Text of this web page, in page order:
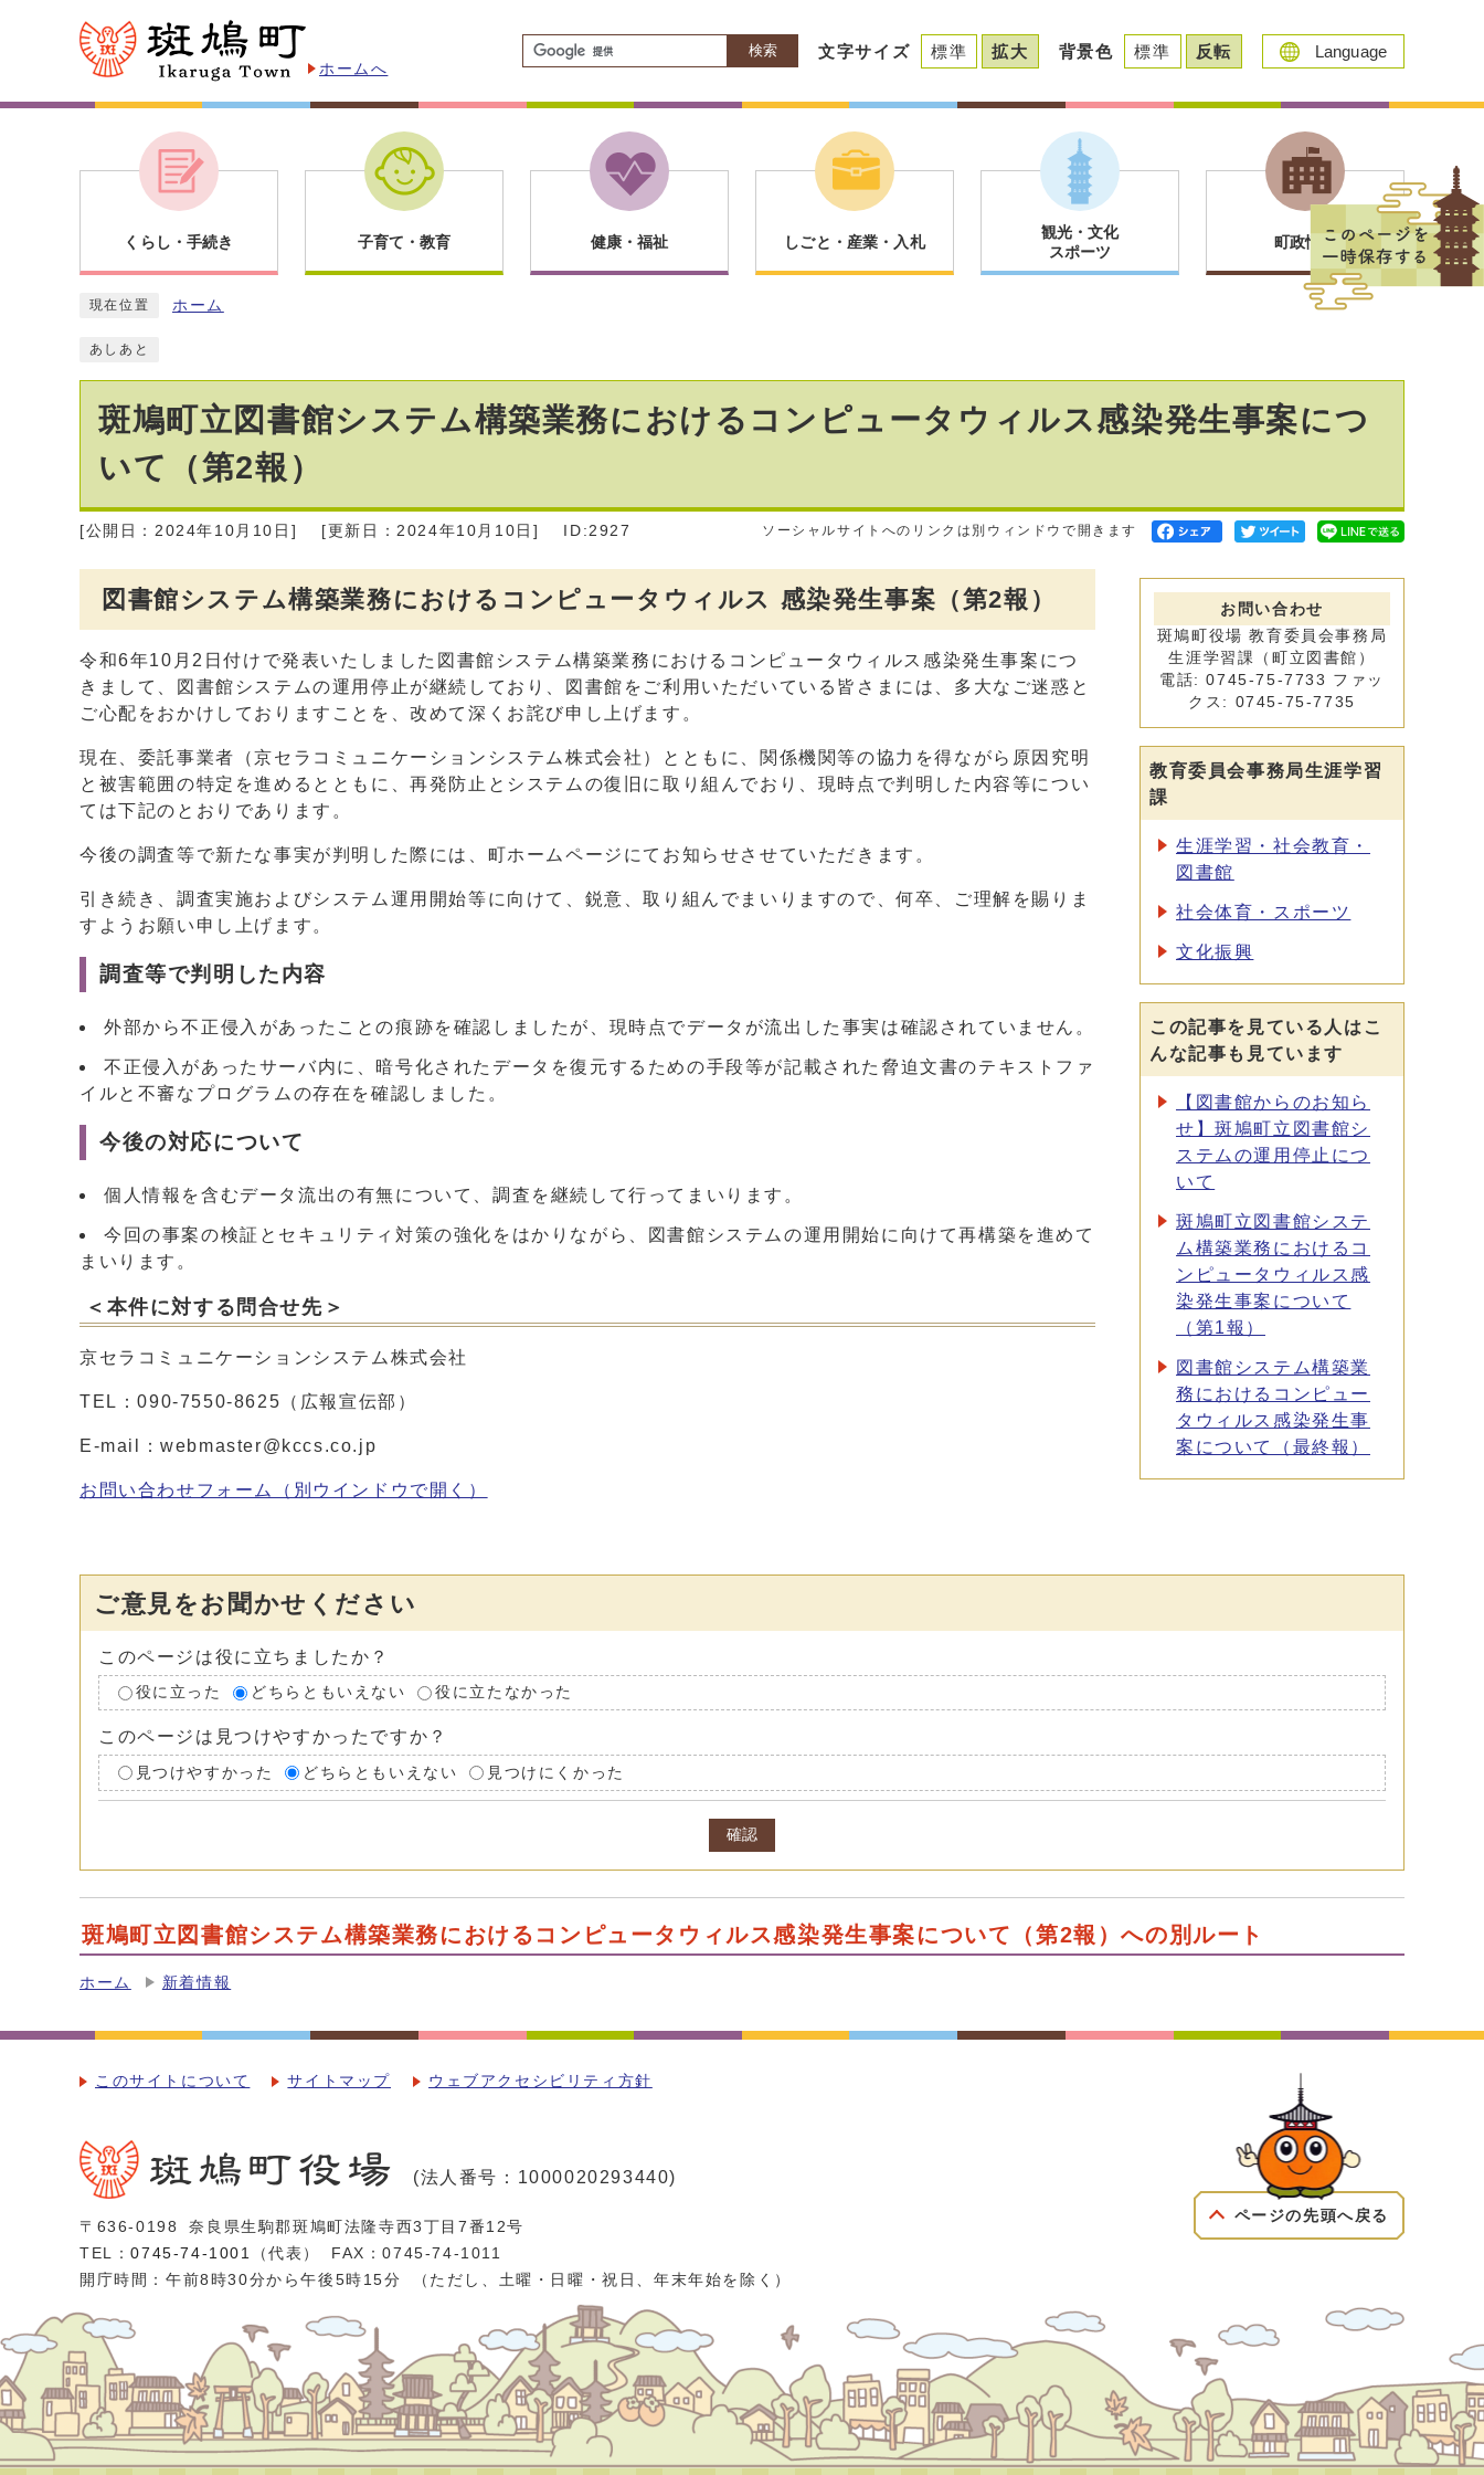
ホームへ
検索 文字サイズ 標準 拡大 背景色 標準 反転 Language
くらし・手続き 子育て・教育 健康・福祉 しごと・産業・入札
観光・文化
スポーツ
町政情報
現在位置 ホーム
あしあと
斑鳩町立図書館システム構築業務におけるコンピュータウィルス感染発生事案につ
いて（第2報）
[公開日：2024年10月10日] [更新日：2024年10月10日] ID:2927 ソーシャルサイトへのリンクは別ウィンドウで開きます
図書館システム構築業務におけるコンピュータウィルス 感染発生事案（第2報）
令和6年10月2日付けで発表いたしました図書館システム構築業務におけるコンピュータウィルス感染発生事案につ
きまして、図書館システムの運用停止が継続しており、図書館をご利用いただいている皆さまには、多大なご迷惑と
ご心配をおかけしておりますことを、改めて深くお詫び申し上げます。
現在、委託事業者（京セラコミュニケーションシステム株式会社）とともに、関係機関等の協力を得ながら原因究明
と被害範囲の特定を進めるとともに、再発防止とシステムの復旧に取り組んでおり、現時点で判明した内容等につい
ては下記のとおりであります。
今後の調査等で新たな事実が判明した際には、町ホームページにてお知らせさせていただきます。
引き続き、調査実施およびシステム運用開始等に向けて、鋭意、取り組んでまいりますので、何卒、ご理解を賜りま
すようお願い申し上げます。
調査等で判明した内容
外部から不正侵入があったことの痕跡を確認しましたが、現時点でデータが流出した事実は確認されていません。
不正侵入があったサーバ内に、暗号化されたデータを復元するための手段等が記載された脅迫文書のテキストファ
イルと不審なプログラムの存在を確認しました。
今後の対応について
個人情報を含むデータ流出の有無について、調査を継続して行ってまいります。
今回の事案の検証とセキュリティ対策の強化をはかりながら、図書館システムの運用開始に向けて再構築を進めて
まいります。
＜本件に対する問合せ先＞
京セラコミュニケーションシステム株式会社
TEL：090-7550-8625（広報宣伝部）
E-mail：webmaster@kccs.co.jp
お問い合わせフォーム （別ウインドウで開く）
お問い合わせ
斑鳩町役場 教育委員会事務局
生涯学習課（町立図書館）
電話: 0745-75-7733 ファッ
クス: 0745-75-7735
教育委員会事務局生涯学習
課
生涯学習・社会教育・
図書館
社会体育・スポーツ
文化振興
この記事を見ている人はこ
んな記事も見ています
【図書館からのお知ら
せ】斑鳩町立図書館シ
ステムの運用停止につ
いて
斑鳩町立図書館システ
ム構築業務におけるコ
ンピュータウィルス感
染発生事案について
（第1報）
図書館システム構築業
務におけるコンピュー
タウィルス感染発生事
案について（最終報）
ご意見をお聞かせください
このページは役に立ちましたか？
役に立った どちらともいえない 役に立たなかった
このページは見つけやすかったですか？
見つけやすかった どちらともいえない 見つけにくかった
確認
斑鳩町立図書館システム構築業務におけるコンピュータウィルス感染発生事案について（第2報）への別ルート
ホーム 新着情報
このサイトについて サイトマップ ウェブアクセシビリティ方針
(法人番号：1000020293440)
〒636-0198
奈良県生駒郡斑鳩町法隆寺西3丁目7番12号
TEL：0745-74-1001 （代表）
FAX：0745-74-1011
開庁時間：午前8時30分から午後5時15分
（ただし、土曜・日曜・祝日、年末年始を除く）
ページの先頭へ戻る